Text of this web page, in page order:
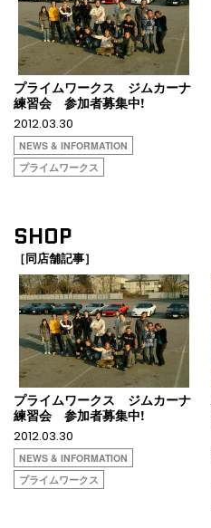
プライムワークス ジムカーナ
練習会 参加者募集中!
2012.03.30
NEWS & INFORMATION
プライムワークス
SHOP
［同店舗記事］
プライムワークス ジムカーナ
練習会 参加者募集中!
2012.03.30
NEWS & INFORMATION
プライムワークス